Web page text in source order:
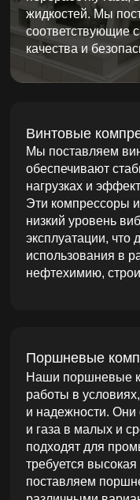
Мы поставляем винтовые
обеспечивают
нагрузках и эффективное
Эти компрессоры имеют
низкий уровень вибрации
эксплуатации, что
использования в
Поршневые
Наши поршневые
работы в условиях,
и надежности. Они
и газа в малых и средних
требуется высокая
поставляем поршневые
различными вариантами
Мы предлагаем
которые обеспечивают
промышленных
производительностью.
используют принцип
перемещения газа и
промышленных объектов,
обрабатывать большие
высоким давлением.
Центробежные